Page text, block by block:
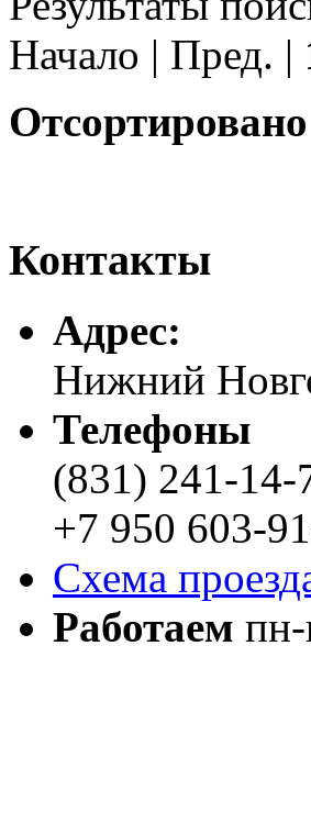
Начало | Пред. |
Контакты
Адреc:
Нижний
Телефоны
(831) 241-14-
+7 950 603-
Схема
Работаем